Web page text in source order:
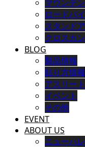
マウンテ
ロードバ
スタンド
クロスカ
BLOG
製品情報
貼り方情報
アスリー
イベント
その他
EVENT
ABOUT US
ニューハ